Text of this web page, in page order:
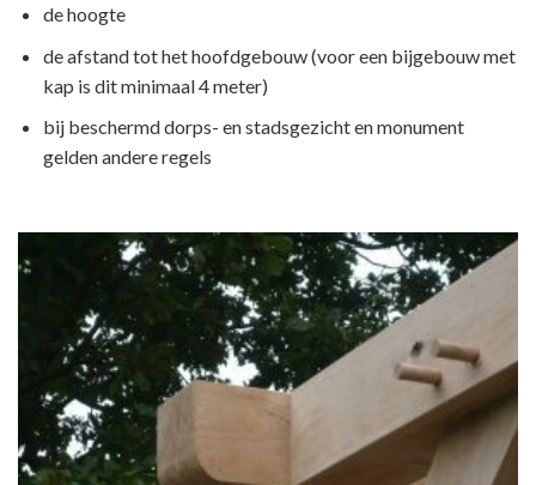
de hoogte
de afstand tot het hoofdgebouw (voor een bijgebouw met
kap is dit minimaal 4 meter)
bij beschermd dorps- en stadsgezicht en monument
gelden andere regels